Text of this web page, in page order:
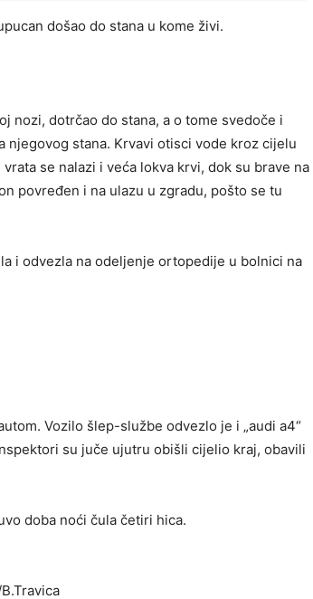
došao do stana u kome živi.
nozi, dotrčao do stana, a o tome svedoče i
stana. Krvavi otisci vode kroz cijelu
se nalazi i veća lokva krvi, dok su brave na
povređen i na ulazu u zgradu, pošto se tu
i odvezla na odeljenje ortopedije u bolnici na
Vozilo šlep-službe odvezlo je i „audi a4“
su juče ujutru obišli cijelio kraj, obavili
doba noći čula četiri hica.